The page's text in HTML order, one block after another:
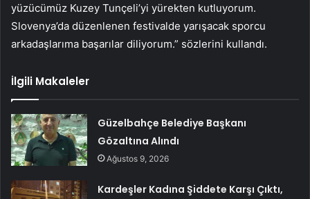
yüzücümüz Kuzey Tunçeli’yi yürekten kutluyorum.
Slovenya’da düzenlenen festivalde yarışacak sporcu
arkadaşlarıma başarılar diliyorum.” sözlerini kullandı.
İlgili Makaleler
Güzelbahçe Belediye Başkanı
Gözaltına Alındı
Ağustos 9, 2026
Kardeşler Kadına Şiddete Karşı Çıktı,